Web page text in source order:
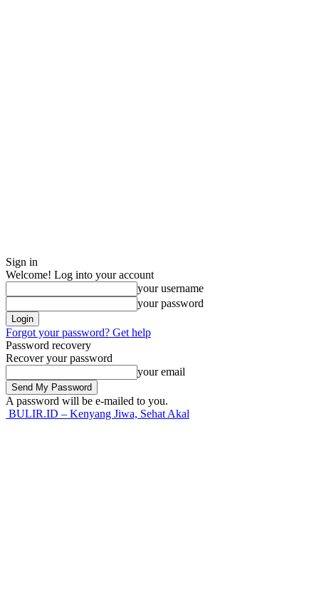
Sign in
Welcome! Log into your account
your username
your password
Forgot your password? Get help
Password recovery
Recover your password
your email
A password will be e-mailed to you.
BULIR.ID – Kenyang Jiwa, Sehat Akal